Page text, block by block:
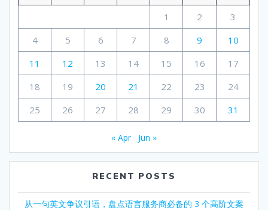
1
2
3
4
5 6 7 8 9
10
11
12 13 14 15 16
17
18
19 20 21 22 23
24
25
26 27 28 29 30 31
« Apr Jun »
RECENT POSTS
从一句英文争议引语，盘点语言服务商必备的 3 个高阶文案